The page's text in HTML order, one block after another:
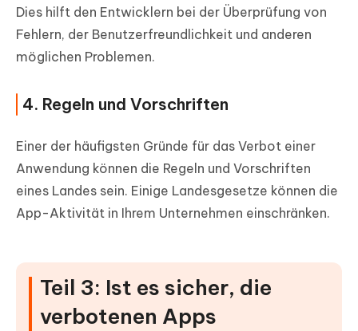
Dies hilft den Entwicklern bei der Überprüfung von
Fehlern, der Benutzerfreundlichkeit und anderen
möglichen Problemen.
4. Regeln und Vorschriften
Einer der häufigsten Gründe für das Verbot einer
Anwendung können die Regeln und Vorschriften
eines Landes sein. Einige Landesgesetze können die
App-Aktivität in Ihrem Unternehmen einschränken.
Teil 3: Ist es sicher, die
verbotenen Apps